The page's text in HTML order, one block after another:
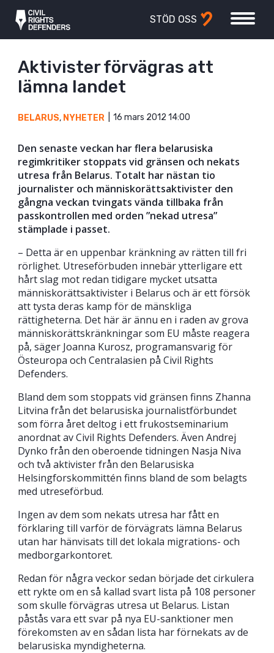
STÖD OSS
Aktivister förvägras att
lämna landet
BELARUS, NYHETER 16 mars 2012 14:00
Den senaste veckan har flera belarusiska
regimkritiker stoppats vid gränsen och nekats
utresa från Belarus. Totalt har nästan tio
journalister och människorättsaktivister den
gångna veckan tvingats vända tillbaka från
passkontrollen med orden ”nekad utresa”
stämplade i passet.
– Detta är en uppenbar kränkning av rätten till fri
rörlighet. Utreseförbuden innebär ytterligare ett
hårt slag mot redan tidigare mycket utsatta
människorättsaktivister i Belarus och är ett försök
att tysta deras kamp för de mänskliga
rättigheterna. Det här är ännu en i raden av grova
människorättskränkningar som EU måste reagera
på, säger Joanna Kurosz, programansvarig för
Östeuropa och Centralasien på Civil Rights
Defenders.
Bland dem som stoppats vid gränsen finns Zhanna
Litvina från det belarusiska journalistförbundet
som förra året deltog i ett frukostseminarium
anordnat av Civil Rights Defenders. Även Andrej
Dynko från den oberoende tidningen Nasja Niva
och två aktivister från den Belarusiska
Helsingforskommittén finns bland de som belagts
med utreseförbud.
Ingen av dem som nekats utresa har fått en
förklaring till varför de förvägrats lämna Belarus
utan har hänvisats till det lokala migrations- och
medborgarkontoret.
Redan för några veckor sedan började det cirkulera
ett rykte om en så kallad svart lista på 108 personer
som skulle förvägras utresa ut Belarus. Listan
påstås vara ett svar på nya EU-sanktioner men
förekomsten av en sådan lista har förnekats av de
belarusiska myndigheterna.